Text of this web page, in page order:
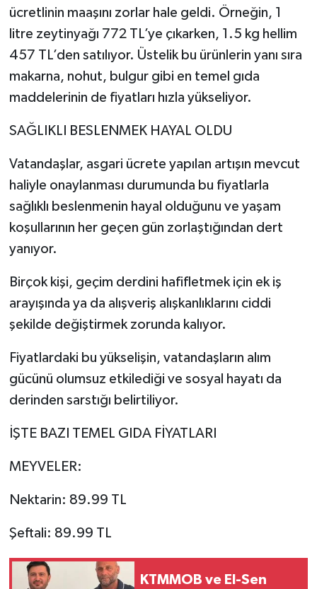
ücretlinin maaşını zorlar hale geldi. Örneğin, 1
litre zeytinyağı 772 TL’ye çıkarken, 1.5 kg hellim
457 TL’den satılıyor. Üstelik bu ürünlerin yanı sıra
makarna, nohut, bulgur gibi en temel gıda
maddelerinin de fiyatları hızla yükseliyor.
SAĞLIKLI BESLENMEK HAYAL OLDU
Vatandaşlar, asgari ücrete yapılan artışın mevcut
haliyle onaylanması durumunda bu fiyatlarla
sağlıklı beslenmenin hayal olduğunu ve yaşam
koşullarının her geçen gün zorlaştığından dert
yanıyor.
Birçok kişi, geçim derdini hafifletmek için ek iş
arayışında ya da alışveriş alışkanlıklarını ciddi
şekilde değiştirmek zorunda kalıyor.
Fiyatlardaki bu yükselişin, vatandaşların alım
gücünü olumsuz etkilediği ve sosyal hayatı da
derinden sarstığı belirtiliyor.
İŞTE BAZI TEMEL GIDA FİYATLARI
MEYVELER:
Nektarin: 89.99 TL
Şeftali: 89.99 TL
KTMMOB ve El-Sen